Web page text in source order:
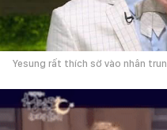
Yesung rất thích sờ vào nhân